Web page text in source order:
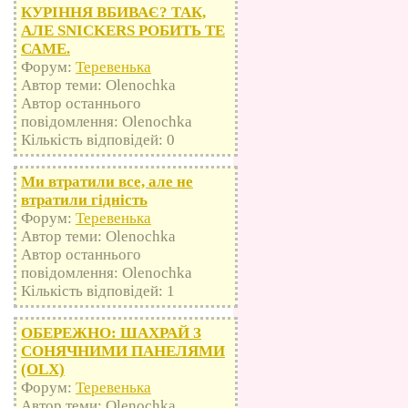
КУРІННЯ ВБИВАЄ? ТАК,
АЛЕ SNICKERS РОБИТЬ ТЕ
САМЕ.
Форум: Теревенька
Автор теми: Olenochka
Автор останнього
повідомлення: Olenochka
Кількість відповідей: 0
Ми втратили все, але не
втратили гідність
Форум: Теревенька
Автор теми: Olenochka
Автор останнього
повідомлення: Olenochka
Кількість відповідей: 1
ОБЕРЕЖНО: ШАХРАЙ З
СОНЯЧНИМИ ПАНЕЛЯМИ
(OLX)
Форум: Теревенька